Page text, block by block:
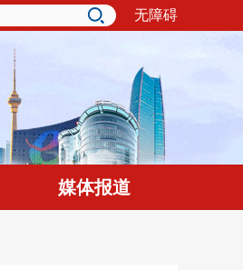
无障碍
媒体报道